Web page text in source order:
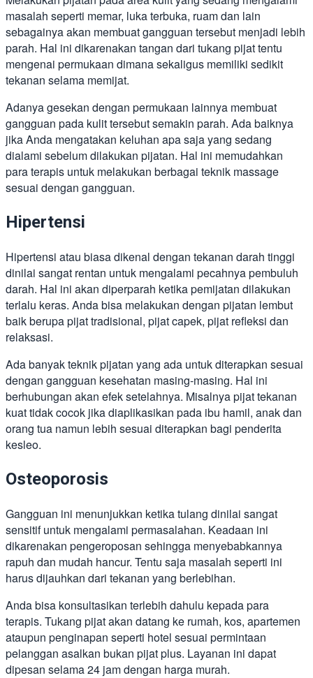
masalah seperti memar, luka terbuka, ruam dan lain
sebagainya akan membuat gangguan tersebut menjadi lebih
parah. Hal ini dikarenakan tangan dari tukang pijat tentu
mengenai permukaan dimana sekaligus memiliki sedikit
tekanan selama memijat.
Adanya gesekan dengan permukaan lainnya membuat
gangguan pada kulit tersebut semakin parah. Ada baiknya
jika Anda mengatakan keluhan apa saja yang sedang
dialami sebelum dilakukan pijatan. Hal ini memudahkan
para terapis untuk melakukan berbagai teknik massage
sesuai dengan gangguan.
Hipertensi
Hipertensi atau biasa dikenal dengan tekanan darah tinggi
dinilai sangat rentan untuk mengalami pecahnya pembuluh
darah. Hal ini akan diperparah ketika pemijatan dilakukan
terlalu keras. Anda bisa melakukan dengan pijatan lembut
baik berupa pijat tradisional, pijat capek, pijat refleksi dan
relaksasi.
Ada banyak teknik pijatan yang ada untuk diterapkan sesuai
dengan gangguan kesehatan masing-masing. Hal ini
berhubungan akan efek setelahnya. Misalnya pijat tekanan
kuat tidak cocok jika diaplikasikan pada ibu hamil, anak dan
orang tua namun lebih sesuai diterapkan bagi penderita
kesleo.
Osteoporosis
Gangguan ini menunjukkan ketika tulang dinilai sangat
sensitif untuk mengalami permasalahan. Keadaan ini
dikarenakan pengeroposan sehingga menyebabkannya
rapuh dan mudah hancur. Tentu saja masalah seperti ini
harus dijauhkan dari tekanan yang berlebihan.
Anda bisa konsultasikan terlebih dahulu kepada para
terapis. Tukang pijat akan datang ke rumah, kos, apartemen
ataupun penginapan seperti hotel sesuai permintaan
pelanggan asalkan bukan pijat plus. Layanan ini dapat
dipesan selama 24 jam dengan harga murah.